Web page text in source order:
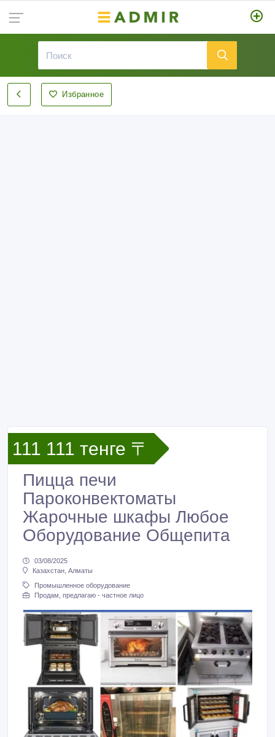
Избранное
111 111 тенге 〒
Пицца печи
Пароконвектоматы
Жарочные шкафы Любое
Оборудование Общепита
03/08/2025
Казахстан, Алматы
Промышленное оборудование
Продам, предлагаю - частное лицо